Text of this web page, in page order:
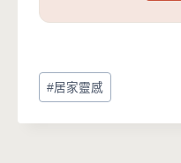
Post
Tags:
#居家靈感